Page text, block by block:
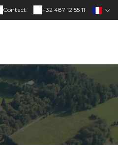
+32 487 12 55 11
Contact